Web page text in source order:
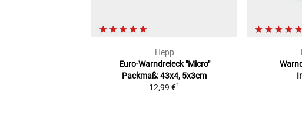
Hepp
Euro-Warndreieck "Micro"
Packmaß: 43x4, 5x3cm
12,99 €1